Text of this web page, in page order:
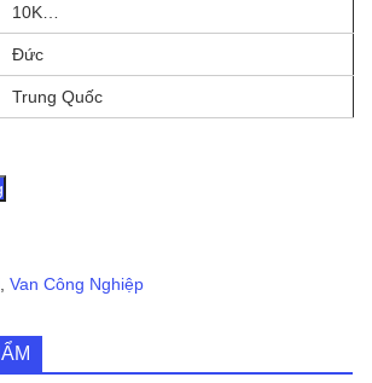
10K…
Đức
Trung Quốc
, Van Công Nghiệp